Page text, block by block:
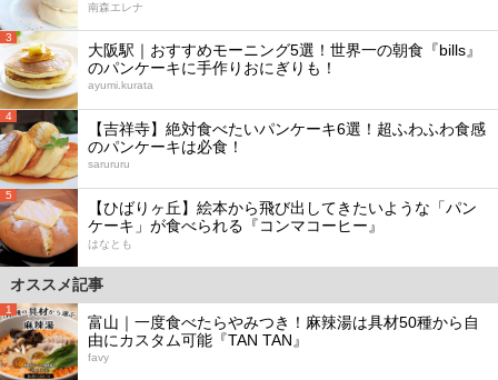
南森エレナ
3
大阪駅｜おすすめモーニング5選！世界一の朝食『bills』
のパンケーキに手作りおにぎりも！
ayumi.kurata
4
【吉祥寺】絶対食べたいパンケーキ6選！超ふわふわ食感
のパンケーキは必食！
sarururu
5
【ひばりヶ丘】絵本から飛び出してきたいような「パン
ケーキ」が食べられる『コンマコーヒー』
はなとも
オススメ記事
1
富山｜一度食べたらやみつき！麻辣湯は具材50種から自
由にカスタム可能『TAN TAN』
favy